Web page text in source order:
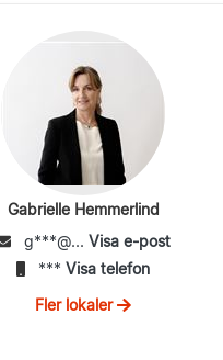
Gabrielle Hemmerlind
g***@... Visa e-post
*** Visa telefon
Fler lokaler